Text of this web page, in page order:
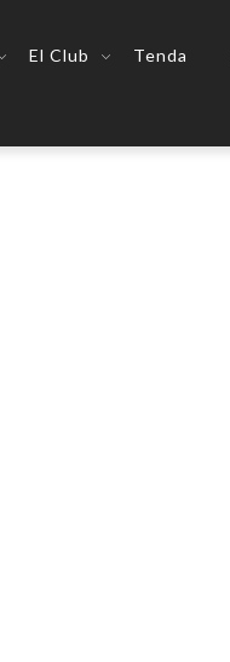
El Club Tenda